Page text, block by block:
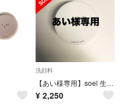
洗顔料
【あい様専用】soel 生せっけん 洗顔料
¥ 2,250